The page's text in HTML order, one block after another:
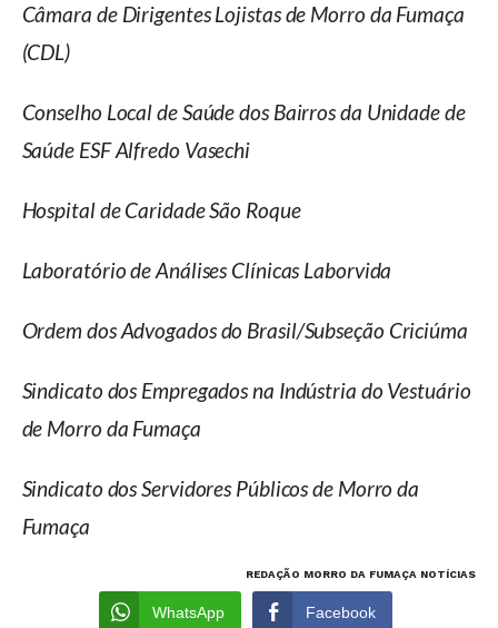
Câmara de Dirigentes Lojistas de Morro da Fumaça
(CDL)
Conselho Local de Saúde dos Bairros da Unidade de
Saúde ESF Alfredo Vasechi
Hospital de Caridade São Roque
Laboratório de Análises Clínicas Laborvida
Ordem dos Advogados do Brasil/Subseção Criciúma
Sindicato dos Empregados na Indústria do Vestuário
de Morro da Fumaça
Sindicato dos Servidores Públicos de Morro da
Fumaça
REDAÇÃO MORRO DA FUMAÇA NOTÍCIAS
WhatsApp Facebook